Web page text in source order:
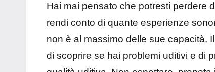
Hai mai pensato che potresti perdere
rendi conto di quante esperienze
non è al massimo delle sue capacità. Il
di scoprire se hai problemi uditivi e di